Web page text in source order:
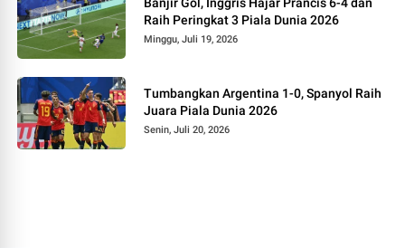
Raih Peringkat 3 Piala Dunia 2026
Minggu, Juli 19, 2026
Tumbangkan Argentina 1-0, Spanyol Raih
Juara Piala Dunia 2026
Senin, Juli 20, 2026